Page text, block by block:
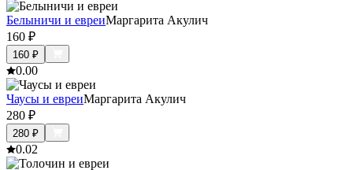
Белыничи и евреиМаргарита Акулич
160 ₽
160 ₽
0.00
Чаусы и евреиМаргарита Акулич
280 ₽
280 ₽
0.02